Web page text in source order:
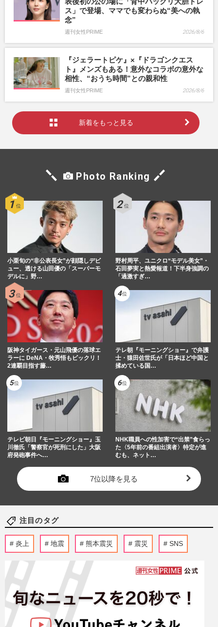
ス」で登場、ママでも変わらぬ“美への執
念”
週刊女性PRIME 2026/8/6
『ジェラートピケ』×『ドラゴンクエス
ト』メンズもある！意外なコラボの意外な
相性、“おうち時間”との親和性
週刊女性PRIME 2026/8/6
新着をもっと見る
Photo Ranking
小栗旬の“非公表長女”が顔隠しデビ
ュー、透ける山田優の「スーパーモ
デルに」野…
野村周平、ユニクロ“モデル美女”・
石田夢実と熱愛報道！下半身強調の
「過激すぎ…
阪神タイガース・元山飛優の落球エ
ラーに DeNA・牧秀悟もビックリ！
2連覇目指す藤…
テレ朝『モーニングショー』で弁護
士・猿田佐世氏が「日本ほど中国と
揉めている国…
テレビ朝日『モーニングショー』玉
川徹氏「警察官が死刑にした」大阪
府発砲事件へ…
NHK職員への性加害で“出禁”食らっ
た〈5年前の番組出演者〉特定が進
むも、ネット…
7位以降を見る
注目のタグ
炎上 地震 熊本震災 震災 SNS